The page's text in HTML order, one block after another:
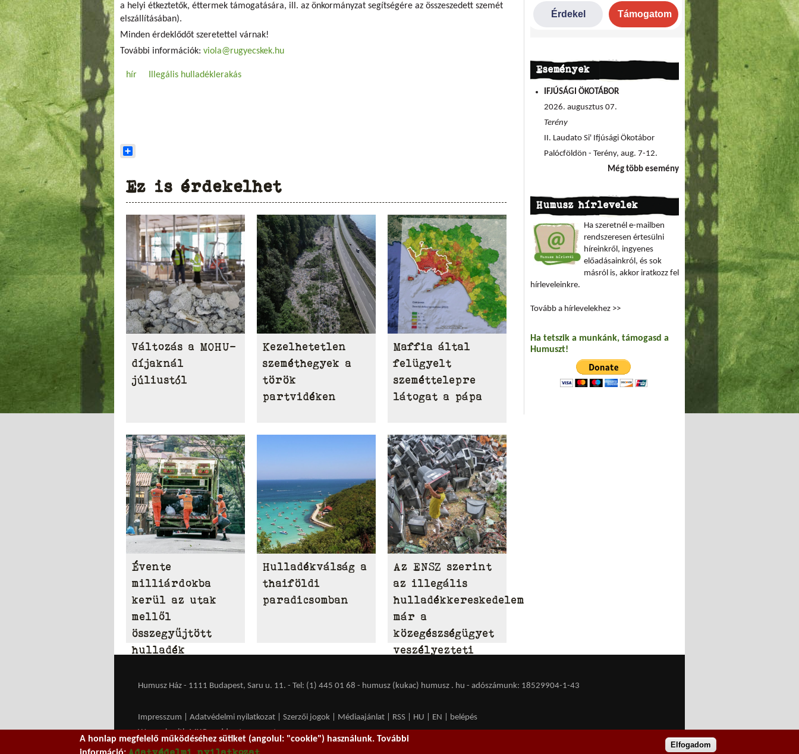
a helyi étkeztetők, éttermek támogatására, ill. az önkormányzat segítségére az összeszedett szemét
elszállításában).
Minden érdeklődőt szeretettel várnak!
További információk: viola@rugyecskek.hu
hír Illegális hulladéklerakás
Ez is érdekelhet
Változás a MOHU-
díjaknál
júliustól
Kezelhetetlen
szeméthegyek a
török
partvidéken
Maffia által
felügyelt
szeméttelepre
látogat a pápa
Évente
milliárdokba
kerül az utak
mellől
összegyűjtött
hulladék
Hulladékválság a
thaiföldi
paradicsomban
Az ENSZ szerint
az illegális
hulladékkereskedelem
már a
közegészségügyet
veszélyezteti
Események
IFJÚSÁGI ÖKOTÁBOR
2026. augusztus 07.
Terény
II. Laudato Si' Ifjúsági Ökotábor
Palócföldön - Terény, aug. 7-12.
Még több esemény
Humusz hírlevelek
Ha szeretnél e-mailben
rendszeresen értesülni
híreinkről, ingyenes
előadásainkról, és sok
másról is, akkor iratkozz fel
hírleveleinkre.
Tovább a hírlevelekhez >>
Ha tetszik a munkánk, támogasd a
Humuszt!
Humusz Ház - 1111 Budapest, Saru u. 11. - Tel: (1) 445 01 68 - humusz (kukac) humusz . hu - adószámunk: 18529904-1-43
Impresszum Adatvédelmi nyilatkozat Szerzői jogok Médiaajánlat RSS HU EN
belépés
We work withMXGuarddogto prevent spam.
A honlap megfelelő működéséhez sütiket (angolul: "cookie") használunk. További
Adatvédelmi nyilatkozat
Elfogadom